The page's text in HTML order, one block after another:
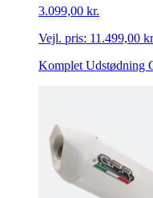
3.099,00 kr.
Vejl. pris: 11.499,00
Komplet Udstødning